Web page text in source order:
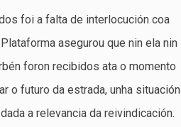
foi a falta de interlocución coa
asegurou que nin ela nin
foron recibidos ata o momento
o futuro da estrada, unha situación
a relevancia da reivindicación.